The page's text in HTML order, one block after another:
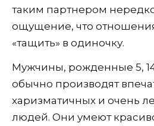
таким партнером
ощущение, что
«тащить» в одиночку.
Мужчины, рожденные 5,
обычно производят
харизматичных и очень
людей. Они умеют